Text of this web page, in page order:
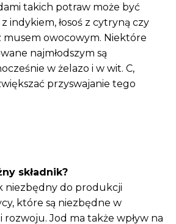
takich potraw może być
indykiem, łosoś z cytryną czy
musem owocowym. Niektóre
najmłodszym są
w żelazo i w wit. C,
przyswajanie tego
składnik?
niezbędny do produkcji
które są niezbędne w
rozwoju. Jod ma także wpływ na